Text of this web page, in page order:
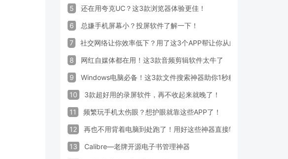
5 还在用夸克UC？这3款浏览器体验更佳！
6 总嫌手机屏幕小？投屏软件了解一下！
7 社交网络让你效率低下？用了这3个APP帮让你从此戒掉手机！
8 网红自媒体都在用！这3款音频剪辑软件太牛了
9 Windows电脑必备！这3款文件搜索神器助你1秒精准定位文件
10 3款超好用的录屏软件，再不收起来就晚了！
11 频繁玩手机太伤眼？想护眼就靠这些APP了！
12 再也不用背着电脑到处跑了！用好这些神器直接轻松办公
13 Calibre—老牌开源电子书管理神器